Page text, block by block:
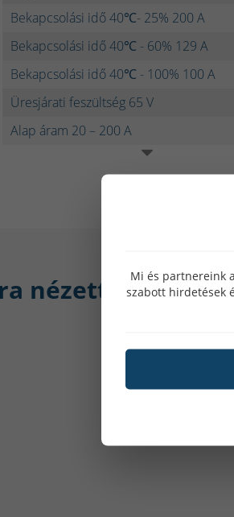
Bekapcsolási idő 40℃- 25% 200 A
Bekapcsolási idő 40℃ - 60% 129 A
Bekapcsolási idő 40℃ - 100% 100 A
Üresjárati feszültség 65 V
Alap áram 20 – 200 A
nézett:
Mi és partnereink
szabott hirdetések